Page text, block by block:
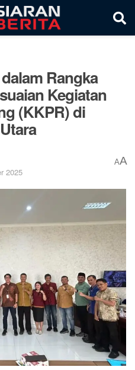
Rangka
Kegiatan
(KKPR) di
2025
AA